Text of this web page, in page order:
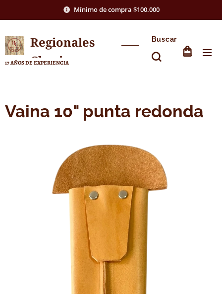
Mínimo de compra $100.000
Regionales
Chasico
17 AÑOS DE EXPERIENCIA
Buscar
Vaina 10" punta redonda